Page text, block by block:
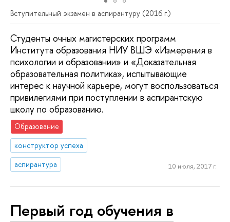
Вступительный экзамен в аспирантуру (2016 г.)
Студенты очных магистерских программ
Института образования НИУ ВШЭ «Измерения в
психологии и образовании» и «Доказательная
образовательная политика», испытывающие
интерес к научной карьере, могут воспользоваться
привилегиями при поступлении в аспирантскую
школу по образованию.
Образование
конструктор успеха
аспирантура
10 июля, 2017 г.
Первый год обучения в